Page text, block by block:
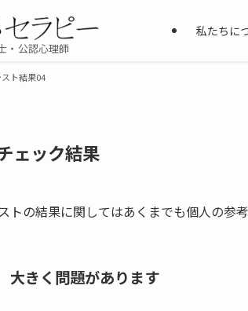
公認心理師
私たちに
ト結果04
ェック結果
トの結果に関してはあくまでも個人の参
大きく問題があります